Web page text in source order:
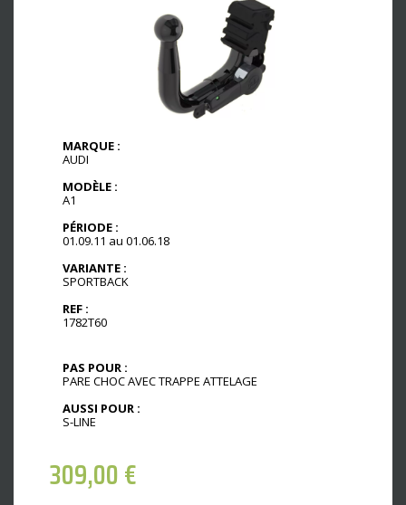
MARQUE :
AUDI
MODÈLE :
A1
PÉRIODE :
01.09.11 au 01.06.18
VARIANTE :
SPORTBACK
REF :
1782T60
PAS POUR :
PARE CHOC AVEC TRAPPE ATTELAGE
AUSSI POUR :
S-LINE
309,00€